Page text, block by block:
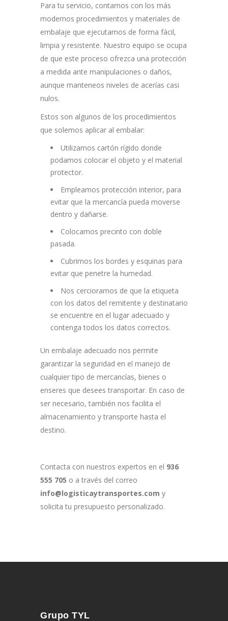
Para tu servicio, contamos con los más
modernos procedimientos y materiales de
embalaje que ejecutamos de forma fácil,
limpia y resistente. Nuestro equipo se ocupa
de que este proceso ofrezca una protección
a medida ante manipulaciones o daños,
aunque manteneos niveles de acerías casi
nulos.
Estos son algunos de los procedimientos
que solemos aplicar al embalar:
Utilizamos cartón rígido donde
podamos colocar el objeto y el material
protector.
Empleamos protección interior, para
evitar que la mercancía ​pueda moverse
dentro y dañarse.
Colocamos precinto con doble
pasada.
Cubrimos los bordes y esquinas para
evitar que penetre la humedad.
Nos cercioramos de que la etiqueta
con los ​datos del remitente y destinatario
se encuentre en el lugar adecuado y
contenga todos los datos correctos.
Un embalaje adecuado nos permite
garantizar la seguridad en el manejo de
cualquier tipo de mercancías, bienes o
enseres que desees transportar. En caso de
ser necesario, también nos facilita el
almacenamiento y transporte hasta el
destino.
Contacta con nuestros expertos en el 936
555 705 o a través del correo
info@logisticaytransportes.com y
solicita tu presupuesto personalizado.
Grupo TYL